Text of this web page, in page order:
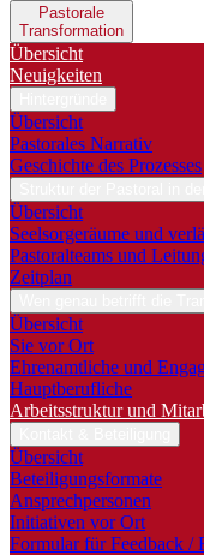
Pastorale
Transformation
Übersicht
Neuigkeiten
Übersicht
Pastorales Narrativ
Geschichte des Prozesses
Übersicht
Seelsorgeräume und
Pastoralteams und
Zeitplan
Übersicht
Sie vor Ort
Ehrenamtliche und
Hauptberufliche
Arbeitsstruktur und
Übersicht
Beteiligungsformate
Ansprechpersonen
Initiativen vor Ort
Formular für Feedback /